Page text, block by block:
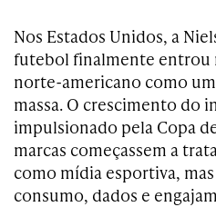
Nos Estados Unidos, a
futebol finalmente entrou
norte-americano como
massa. O crescimento do
impulsionado pela Copa
marcas começassem a
como mídia esportiva,
consumo, dados e